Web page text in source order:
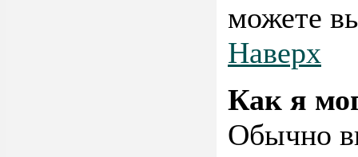
можете
Наверх
Как я
Обычно